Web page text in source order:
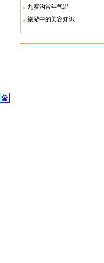
九寨沟常年气温
旅游中的美容知识